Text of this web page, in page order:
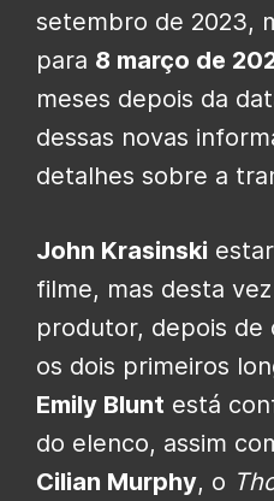
setembro de 2023,
para 8 março de
meses depois da
dessas novas
detalhes sobre a
John Krasinski
filme, mas desta
produtor, depois de
os dois primeiros
Emily Blunt está
do elenco, assim
Cilian Murphy, o